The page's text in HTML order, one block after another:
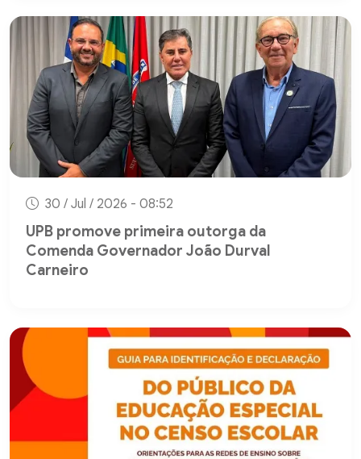
30 / Jul / 2026 - 08:52
UPB promove primeira outorga da
Comenda Governador João Durval
Carneiro